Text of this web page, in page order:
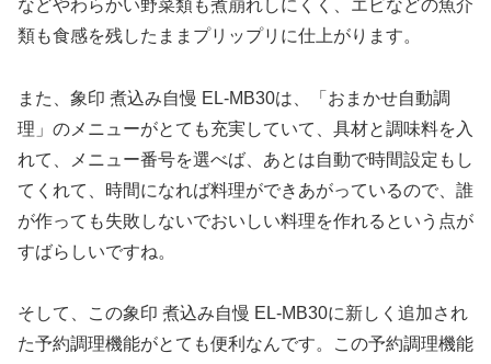
などやわらかい野菜類も煮崩れしにくく、エビなどの魚介
類も食感を残したままプリップリに仕上がります。
また、象印 煮込み自慢 EL-MB30は、「おまかせ自動調
理」のメニューがとても充実していて、具材と調味料を入
れて、メニュー番号を選べば、あとは自動で時間設定もし
てくれて、時間になれば料理ができあがっているので、誰
が作っても失敗しないでおいしい料理を作れるという点が
すばらしいですね。
そして、この象印 煮込み自慢 EL-MB30に新しく追加され
た予約調理機能がとても便利なんです。この予約調理機能